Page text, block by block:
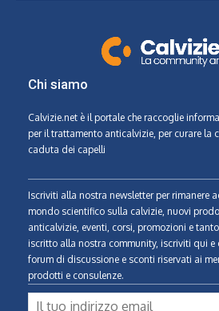
Chi siamo
Calvizie.net è il portale che raccoglie
per il trattamento anticalvizie, per curare la
caduta dei capelli
Iscriviti alla nostra newsletter per rimanere
mondo scientifico sulla calvizie, nuovi
anticalvizie, eventi, corsi, promozioni e
iscritto alla nostra community, iscriviti qui e
forum di discussione e sconti riservati ai
prodotti e consulenze.